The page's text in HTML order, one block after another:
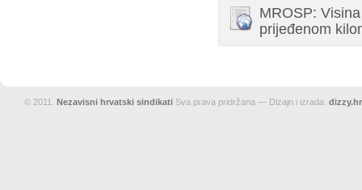
MROSP:
prijeđenom
© 2011. Nezavisni hrvatski sindikati Sva prava pridržana — Dizajn i izrada: dizzy.hr